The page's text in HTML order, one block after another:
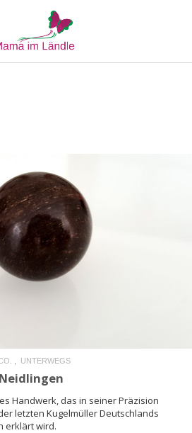
READ MORE
UNTERWEGS
Handwerk, das in seiner Präzision
letzten Kugelmüller Deutschlands
erklärt wird.